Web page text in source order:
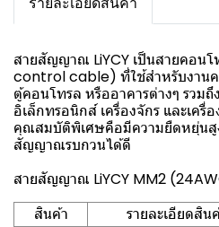
สายสัญญาณ LiYCY เป็นสายคอน
control cable) ที่ใช้สำหรับงานค
ตู้คอนโทรล หรืออาคารต่างๆ รวม
อิเล็กทรอนิกส์ เครื่องจักร และเครื่
คุณสมบัติพิเศษคือมีความยืดหยุ่นสู
สัญญาณรบกวนได้ดี
สายสัญญาณ LiYCY MM2
สินค้า
รายละเอียดสิน